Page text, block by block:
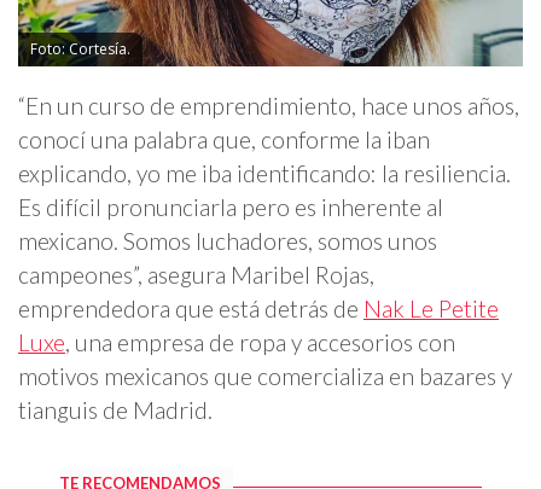
Foto: Cortesía.
“En un curso de emprendimiento, hace unos años,
conocí una palabra que, conforme la iban
explicando, yo me iba identificando: la resiliencia.
Es difícil pronunciarla pero es inherente al
mexicano. Somos luchadores, somos unos
campeones”, asegura Maribel Rojas,
emprendedora que está detrás de Nak Le Petite
Luxe, una empresa de ropa y accesorios con
motivos mexicanos que comercializa en bazares y
tianguis de Madrid.
TE RECOMENDAMOS